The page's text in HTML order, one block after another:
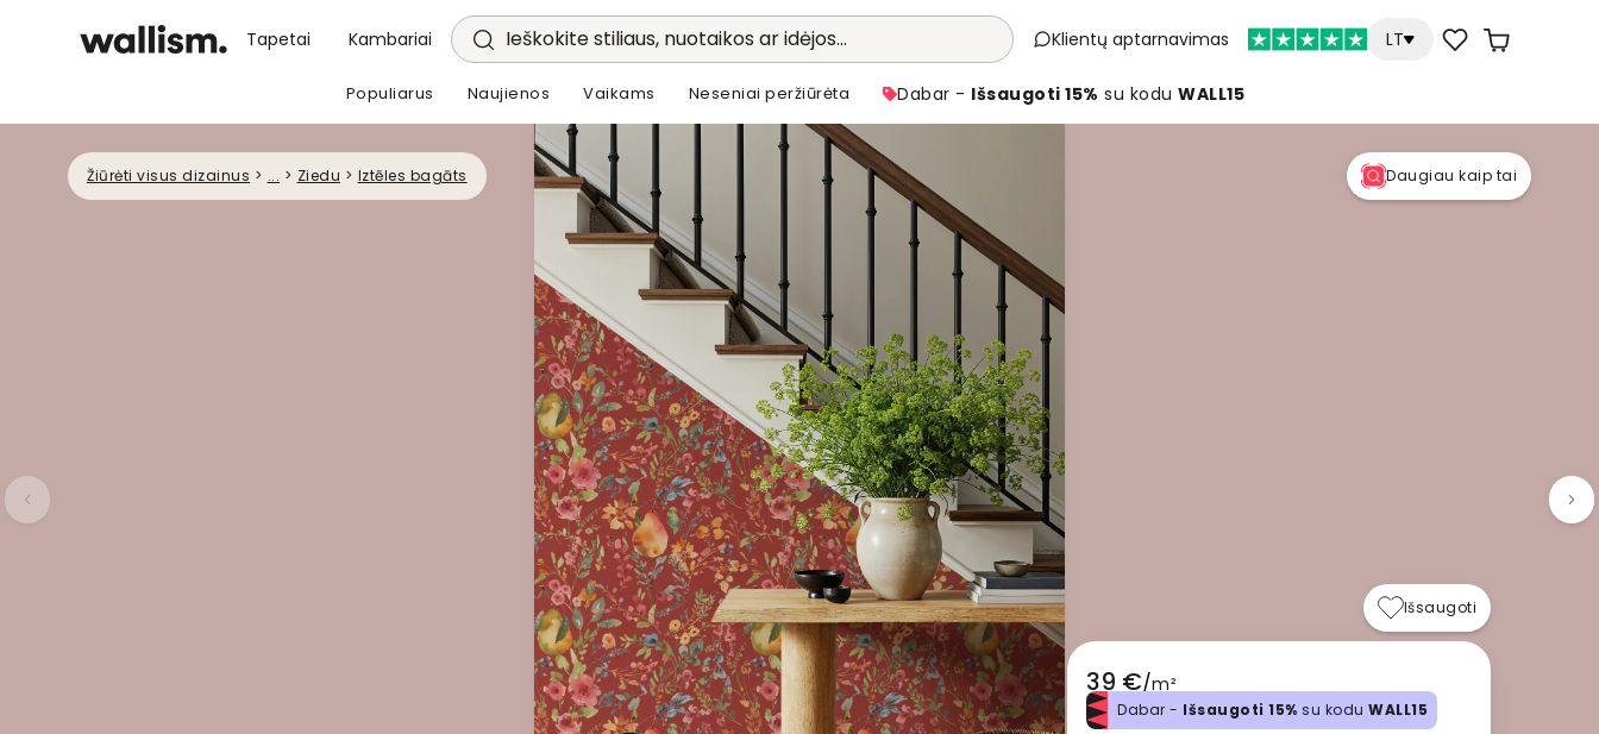
Tapetai Kambariai Ieškokite stiliaus, nuotaikos ar idėjos... Klientų aptarnavimas LT
Populiarus Naujienos Vaikams Neseniai peržiūrėta Dabar - Išsaugoti 15% su koduWALL15
Žiūrėti visus dizainus > ... > Ziedu > Iztēles bagāts Daugiau kaip tai
Išsaugoti
39 €/m²
Dabar - Išsaugoti 15% su kodu WALL15